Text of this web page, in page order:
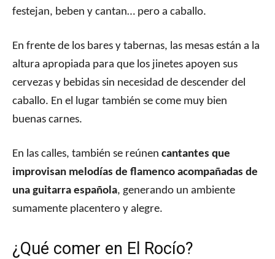
festejan, beben y cantan… pero a caballo.
En frente de los bares y tabernas, las mesas están a la
altura apropiada para que los jinetes apoyen sus
cervezas y bebidas sin necesidad de descender del
caballo. En el lugar también se come muy bien
buenas carnes.
En las calles, también se reúnen cantantes que
improvisan melodías de flamenco acompañadas de
una guitarra española, generando un ambiente
sumamente placentero y alegre.
¿Qué comer en El Rocío?